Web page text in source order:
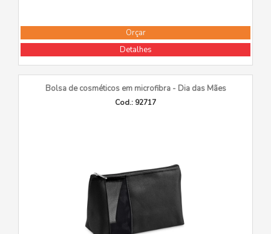
Orçar
Detalhes
Bolsa de cosméticos em microfibra - Dia das Mães
Cod.: 92717